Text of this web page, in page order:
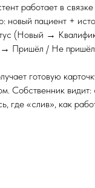
работает в
новый пациент +
(Новый →
Пришёл / Не
готовую
Собственник видит:
где «слив», как